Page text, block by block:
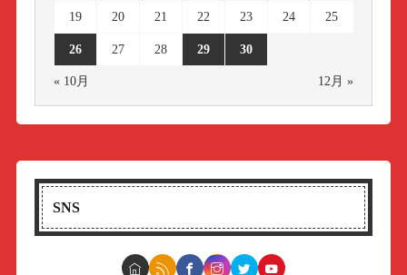
19 20 21 22 23 24 25
26 27 28 29 30
« 10月 12月 »
SNS